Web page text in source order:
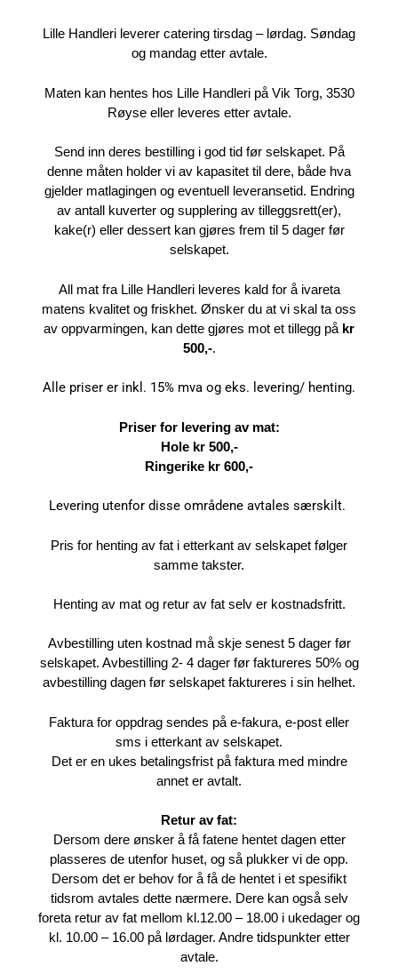
Lille Handleri leverer catering tirsdag – lørdag. Søndag
og mandag etter avtale.
Maten kan hentes hos Lille Handleri på Vik Torg, 3530
Røyse eller leveres etter avtale.
Send inn deres bestilling i god tid før selskapet. På
denne måten holder vi av kapasitet til dere, både hva
gjelder matlagingen og eventuell leveransetid. Endring
av antall kuverter og supplering av tilleggsrett(er),
kake(r) eller dessert kan gjøres frem til 5 dager før
selskapet.
All mat fra Lille Handleri leveres kald for å ivareta
matens kvalitet og friskhet. Ønsker du at vi skal ta oss
av oppvarmingen, kan dette gjøres mot et tillegg på kr
500,-.
Alle priser er inkl. 15% mva og eks. levering/ henting.
Priser for levering av mat:
Hole kr 500,-
Ringerike kr 600,-
Levering utenfor disse områdene avtales særskilt.
Pris for henting av fat i etterkant av selskapet følger
samme takster.
Henting av mat og retur av fat selv er kostnadsfritt.
Avbestilling uten kostnad må skje senest 5 dager før
selskapet. Avbestilling 2- 4 dager før faktureres 50% og
avbestilling dagen før selskapet faktureres i sin helhet.
Faktura for oppdrag sendes på e-fakura, e-post eller
sms i etterkant av selskapet.
Det er en ukes betalingsfrist på faktura med mindre
annet er avtalt.
Retur av fat:
Dersom dere ønsker å få fatene hentet dagen etter
plasseres de utenfor huset, og så plukker vi de opp.
Dersom det er behov for å få de hentet i et spesifikt
tidsrom avtales dette nærmere. Dere kan også selv
foreta retur av fat mellom kl.12.00 – 18.00 i ukedager og
kl. 10.00 – 16.00 på lørdager. Andre tidspunkter etter
avtale.